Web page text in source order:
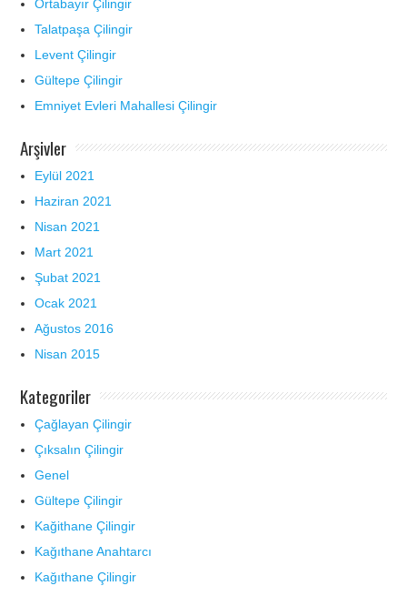
Ortabayır Çilingir
Talatpaşa Çilingir
Levent Çilingir
Gültepe Çilingir
Emniyet Evleri Mahallesi Çilingir
Arşivler
Eylül 2021
Haziran 2021
Nisan 2021
Mart 2021
Şubat 2021
Ocak 2021
Ağustos 2016
Nisan 2015
Kategoriler
Çağlayan Çilingir
Çıksalın Çilingir
Genel
Gültepe Çilingir
Kağithane Çilingir
Kağıthane Anahtarcı
Kağıthane Çilingir